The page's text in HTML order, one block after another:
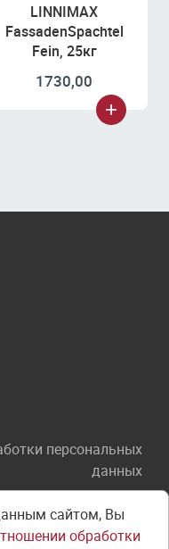
LINNIMAX
FassadenSpachtel
Fein, 25кг
1730,00
персональных
данных
сайта
сайтом, Вы
обработки